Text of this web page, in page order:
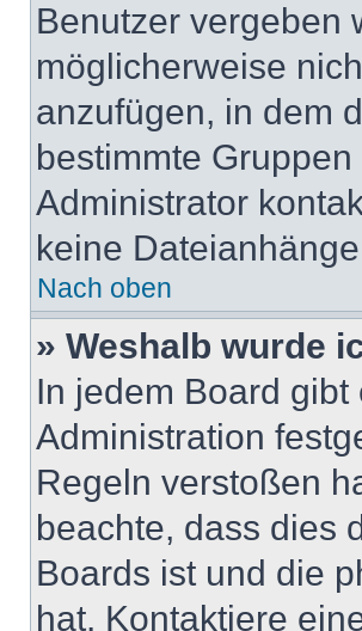
Benutzer vergeben
möglicherweise
anzufügen, in dem
bestimmte
Administrator
keine
Nach oben
» Weshalb wurde
In jedem Board
Administration
Regeln verstoßen
beachte, dass dies
Boards ist und die
hat. Kontaktiere